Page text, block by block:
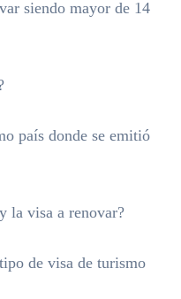
siendo mayor de 14
país donde se emitió
la visa a renovar?
de visa de turismo